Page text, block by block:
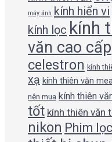
máy ảnh kính hiển vi
kính lọc kính
văn cao cấp
celestron kính
xạ kính thiên văn
nên mua kính thiên
tốt kính thiên văn
nikon Phim lọc